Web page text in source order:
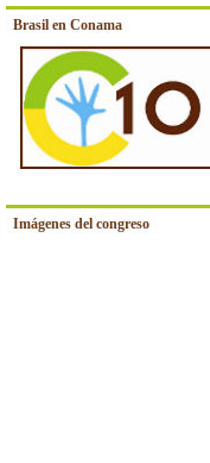
Brasil en Conama
Imágenes del congreso